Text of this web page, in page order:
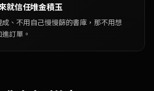
就信任堆金積玉
、不用自己慢慢篩的書庫，那不用想
訂單。